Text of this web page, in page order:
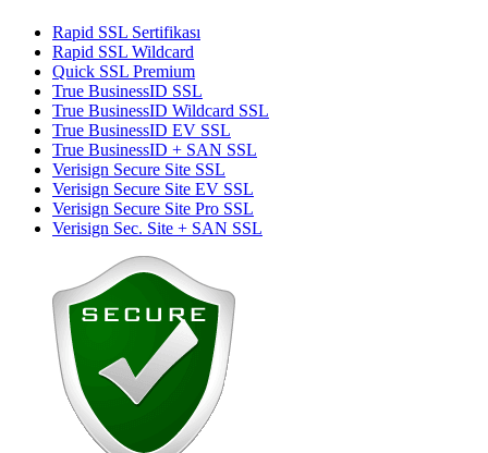
Rapid SSL Sertifikası
Rapid SSL Wildcard
Quick SSL Premium
True BusinessID SSL
True BusinessID Wildcard SSL
True BusinessID EV SSL
True BusinessID + SAN SSL
Verisign Secure Site SSL
Verisign Secure Site EV SSL
Verisign Secure Site Pro SSL
Verisign Sec. Site + SAN SSL